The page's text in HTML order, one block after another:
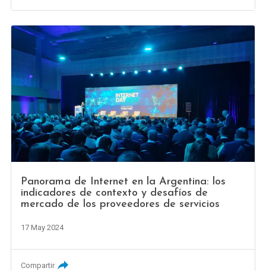
Panorama de Internet en la Argentina: los
indicadores de contexto y desafíos de
mercado de los proveedores de servicios
17 May 2024
Compartir